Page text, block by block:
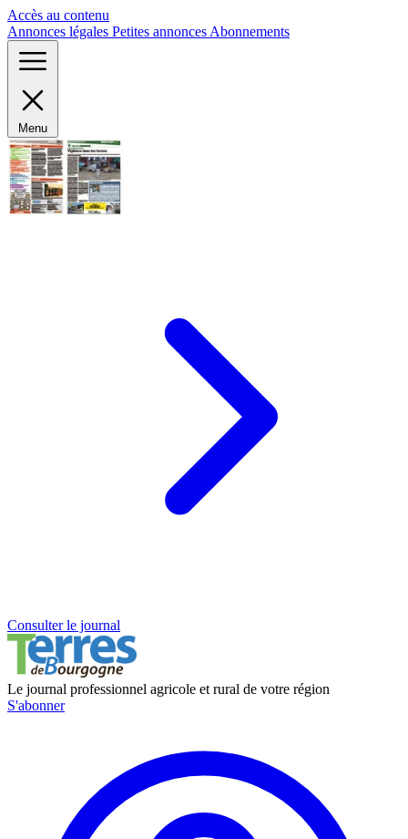
Accès au contenu
Annonces légales Petites annonces Abonnements
Menu
Consulter le journal
Le journal professionnel agricole et rural de votre région
S'abonner
Panneau de gestion des cookies